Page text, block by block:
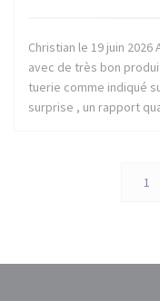
Christian le 19 juin
avec de très bon
tuerie comme indiqué
surprise , un rapport
1